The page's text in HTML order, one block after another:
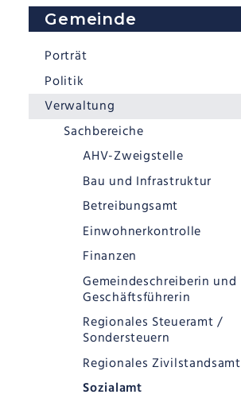
Subnavigation
Gemeinde
Porträt
Politik
Verwaltung
Sachbereiche
AHV-Zweigstelle
Bau und Infrastruktur
Betreibungsamt
Einwohnerkontrolle
Finanzen
Gemeindeschreiberin und
Geschäftsführerin
Regionales Steueramt /
Sondersteuern
Regionales Zivilstandsamt
Sozialamt